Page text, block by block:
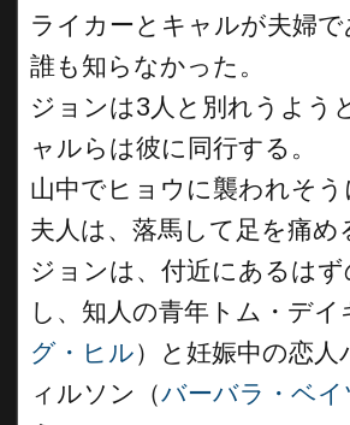
ライカーとキャルが夫婦で
誰も知らなかった。
ジョンは3人と別れうよう
ャルらは彼に同行する。
山中でヒョウに襲われそ
夫人は、落馬して足を痛め
ジョンは、付近にあるは
し、知人の青年トム・デイ
グ・ヒル）と妊娠中の恋人
ィルソン（バーバラ・ベイ